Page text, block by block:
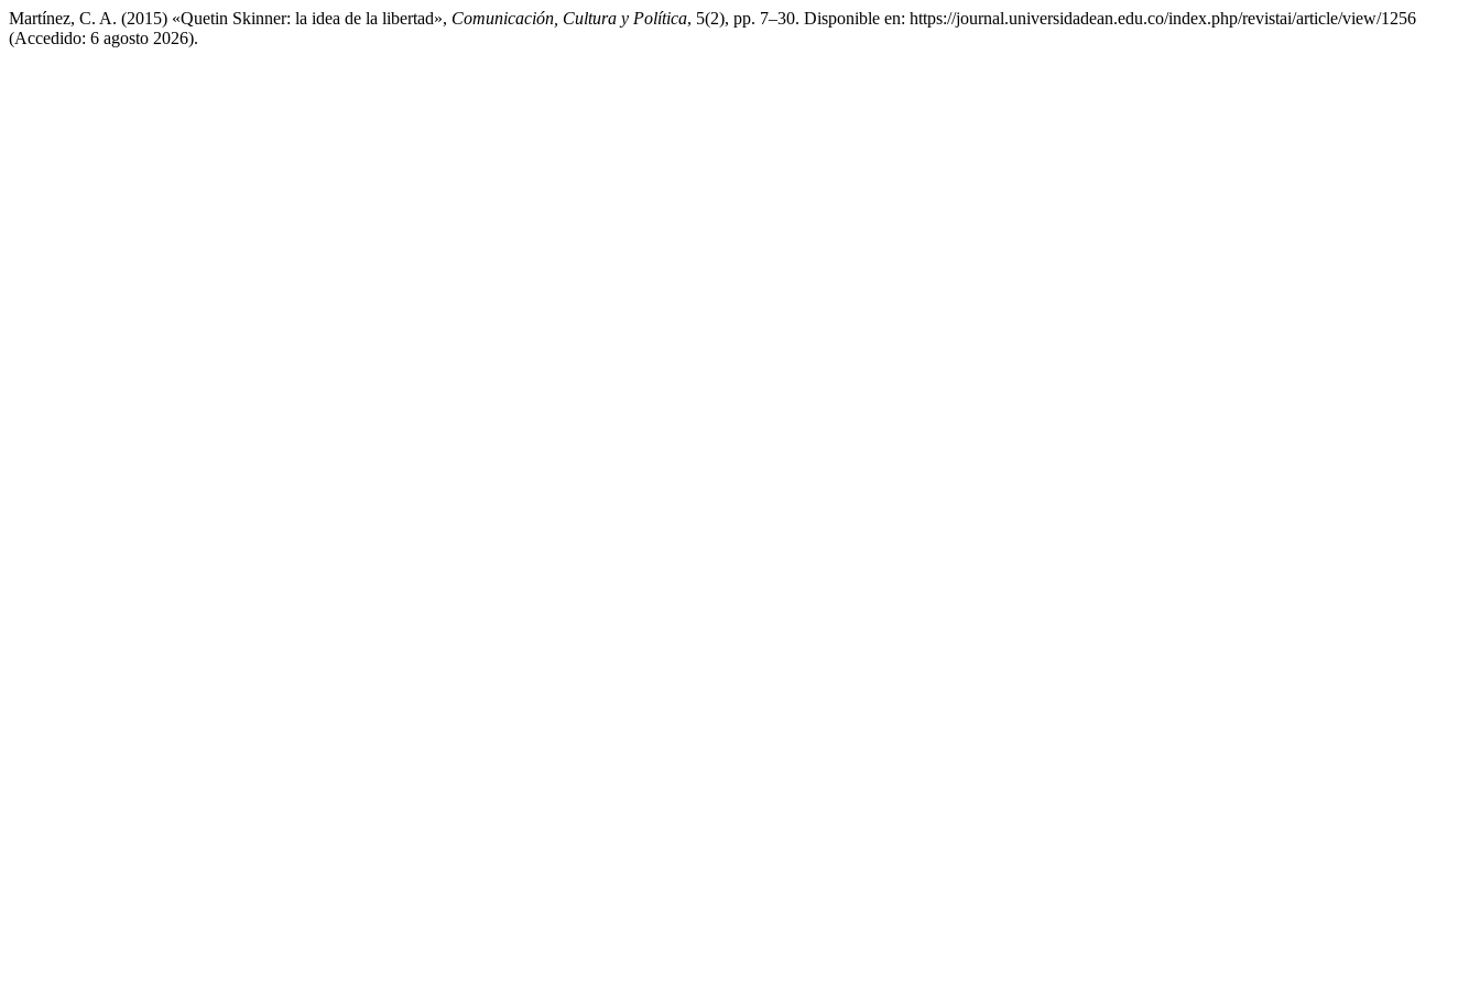
Martínez, C. A. (2015) «Quetin Skinner: la idea de la libertad», Comunicación, Cultura y Política, 5(2), pp. 7–30. Disponible en: https://journal.universidadean.edu.co/index.php/revistai/article/view/1256
(Accedido: 6 agosto 2026).